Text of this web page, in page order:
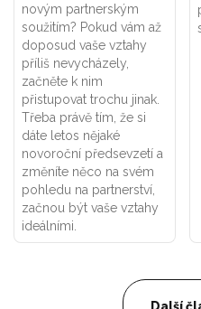
novým partnerským
soužitím? Pokud vám až
doposud vaše vztahy
příliš nevycházely,
začněte k nim
přistupovat trochu jinak.
Třeba právě tím, že si
dáte letos nějaké
novoroční předsevzetí a
změníte něco na svém
pohledu na partnerství,
začnou být vaše vztahy
ideálními.